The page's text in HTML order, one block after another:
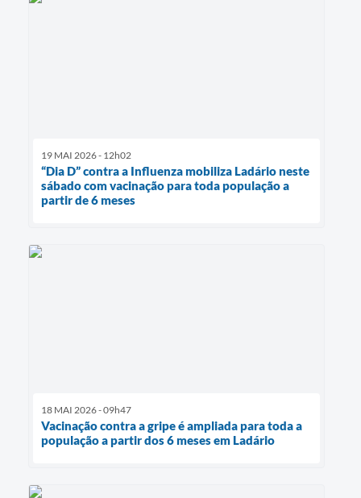
19 MAI 2026 - 12h02
“Dia D” contra a Influenza mobiliza Ladário neste
sábado com vacinação para toda população a
partir de 6 meses
18 MAI 2026 - 09h47
Vacinação contra a gripe é ampliada para toda a
população a partir dos 6 meses em Ladário